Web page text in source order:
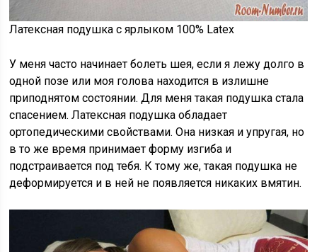
Латексная подушка с ярлыком 100% Latex
У меня часто начинает болеть шея, если я лежу долго в
одной позе или моя голова находится в излишне
приподнятом состоянии. Для меня такая подушка стала
спасением. Латексная подушка обладает
ортопедическими свойствами. Она низкая и упругая, но
в то же время принимает форму изгиба и
подстраивается под тебя. К тому же, такая подушка не
деформируется и в ней не появляется никаких вмятин.